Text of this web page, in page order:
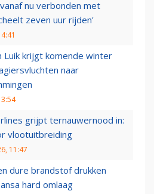
nu verbonden met
zeven uur rijden'
Luik krijgt komende winter
naar
grijpt ternauwernood in:
vlootuitbreiding
11:47
dure brandstof drukken
hard omlaag